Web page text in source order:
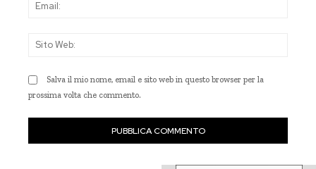
Salva il mio nome, email e sito web in questo browser per la
prossima volta che commento.